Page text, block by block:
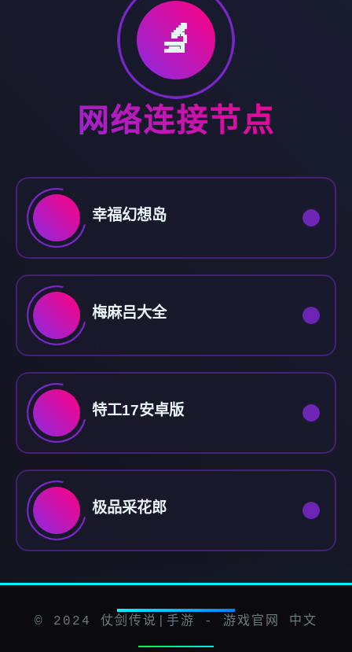
🔬
网络连接节点
幸福幻想岛
梅麻吕大全
特工17安卓版
极品采花郎
© 2024 仗剑传说|手游 - 游戏官网 中文